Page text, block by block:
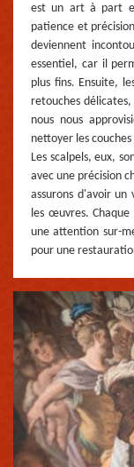
est un art à part
patience et
deviennent
essentiel, car il
plus fins. Ensuite,
retouches
nous nous
nettoyer les
Les scalpels, eux,
avec une précision
assurons d'avoir
les œuvres.
une attention sur-
pour une